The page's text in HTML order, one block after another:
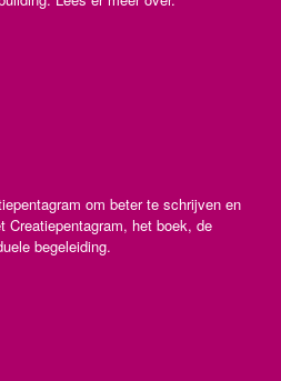
om beter te schrijven en
Creatiepentagram, het boek, de
begeleiding.